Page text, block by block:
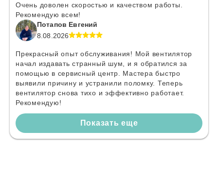
Очень доволен скоростью и качеством работы.
Рекомендую всем!
Потапов Евгений
8.08.2026
Прекрасный опыт обслуживания! Мой вентилятор
начал издавать странный шум, и я обратился за
помощью в сервисный центр. Мастера быстро
выявили причину и устранили поломку. Теперь
вентилятор снова тихо и эффективно работает.
Рекомендую!
Показать еще